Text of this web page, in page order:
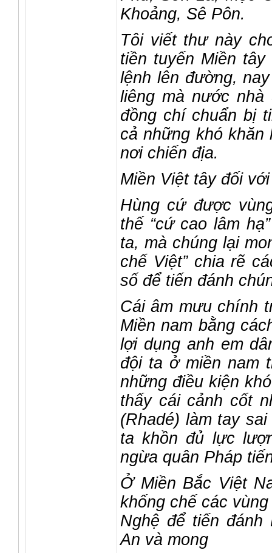
Khoảng, Sê Pôn.
Tôi viết thư này
tiền tuyến Miền
lệnh lên đường,
liêng mà nước
đồng chí chuẩn bị
cả những khó khăn
nơi chiến địa.
Miền Việt tây đối
Hùng cứ được
thế “cứ cao lâm
ta, mà chúng lại
chế Việt” chia rẽ
số để tiến đánh
Cái âm mưu chính
Miền nam bằng
lợi dụng anh em
đội ta ở miền nam
những điều kiện
thấy cái cảnh cốt
(Rhadé) làm tay
ta khồn đủ lực
ngừa quân Pháp
Ở Miền Bắc Việt
khống chế các
Nghệ để tiến đánh
An và mong